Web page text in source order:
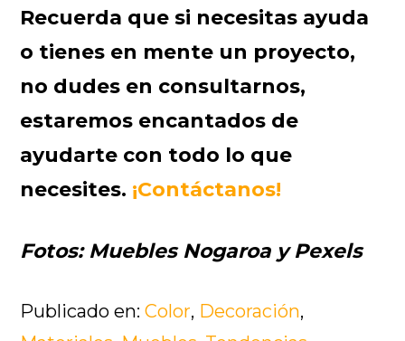
Recuerda que si necesitas ayuda
o tienes en mente un proyecto,
no dudes en consultarnos,
estaremos encantados de
ayudarte con todo lo que
necesites. ¡Contáctanos!
Fotos: Muebles Nogaroa y Pexels
Publicado en:Color, Decoración,